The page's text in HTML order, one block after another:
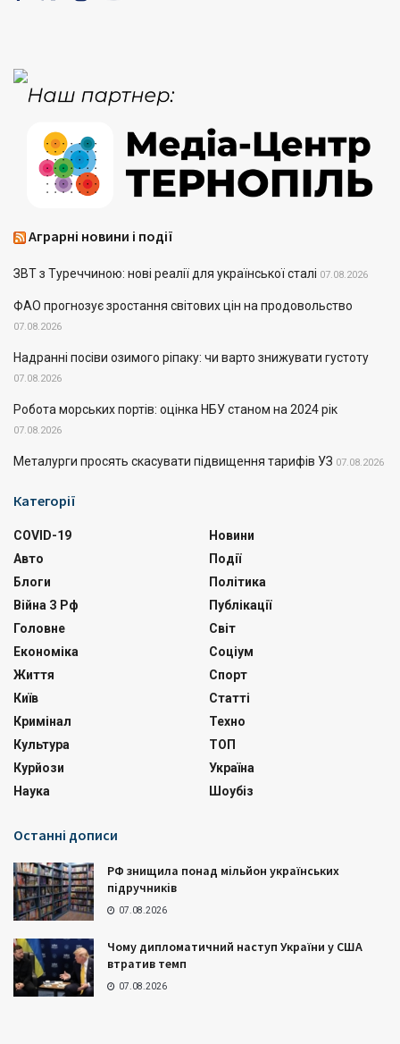
Аграрні новини і події
ЗВТ з Туреччиною: нові реалії для української сталі 07.08.2026
ФАО прогнозує зростання світових цін на продовольство
07.08.2026
Надранні посіви озимого ріпаку: чи варто знижувати густоту
07.08.2026
Робота морських портів: оцінка НБУ станом на 2024 рік
07.08.2026
Металурги просять скасувати підвищення тарифів УЗ 07.08.2026
Категорії
COVID-19
Авто
Блоги
Війна З Рф
Головне
Економіка
Життя
Київ
Кримінал
Культура
Курйози
Наука
Новини
Події
Політика
Публікації
Світ
Соціум
Спорт
Статті
Техно
ТОП
Україна
Шоубіз
Останні дописи
РФ знищила понад мільйон українських
підручників
07.08.2026
Чому дипломатичний наступ України у США
втратив темп
07.08.2026